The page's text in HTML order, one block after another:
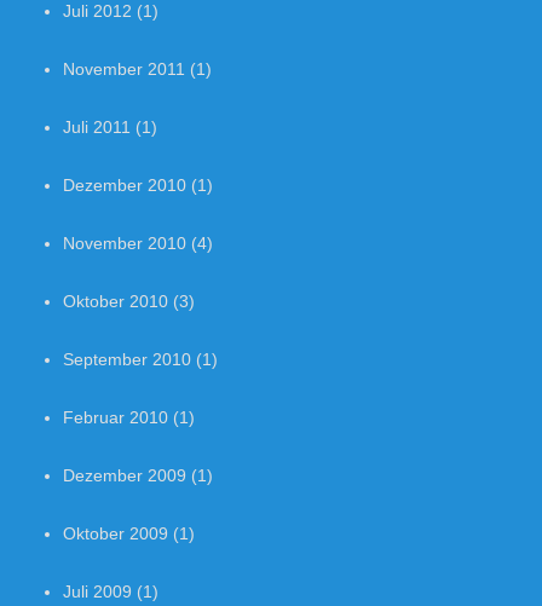
Juli 2012 (1)
November 2011 (1)
Juli 2011 (1)
Dezember 2010 (1)
November 2010 (4)
Oktober 2010 (3)
September 2010 (1)
Februar 2010 (1)
Dezember 2009 (1)
Oktober 2009 (1)
Juli 2009 (1)